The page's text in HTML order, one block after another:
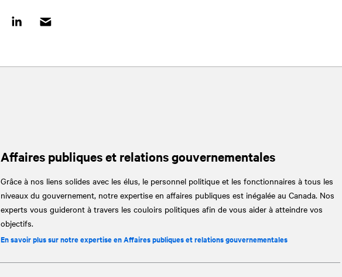
Affaires publiques et relations gouvernementales
Grâce à nos liens solides avec les élus, le personnel politique et les fonctionnaires à tous les
niveaux du gouvernement, notre expertise en affaires publiques est inégalée au Canada. Nos
experts vous guideront à travers les couloirs politiques afin de vous aider à atteindre vos
objectifs.
En savoir plus sur notre expertise en Affaires publiques et relations gouvernementales